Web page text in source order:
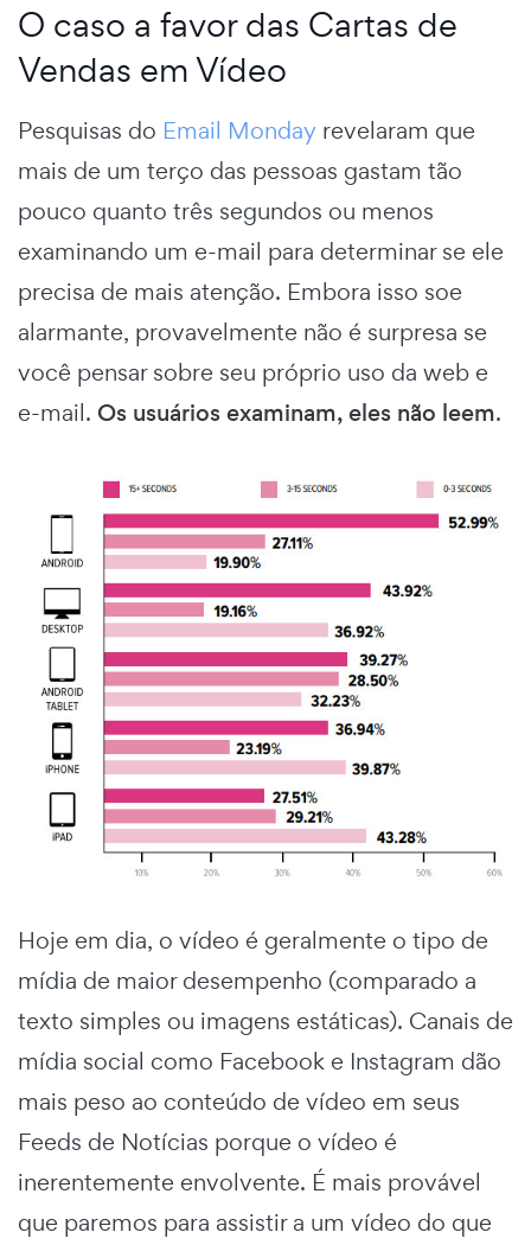
O caso a favor das Cartas de
Vendas em Vídeo
Pesquisas do Email Monday revelaram que
mais de um terço das pessoas gastam tão
pouco quanto três segundos ou menos
examinando um e-mail para determinar se ele
precisa de mais atenção. Embora isso soe
alarmante, provavelmente não é surpresa se
você pensar sobre seu próprio uso da web e
e-mail. Os usuários examinam, eles não leem.
Hoje em dia, o vídeo é geralmente o tipo de
mídia de maior desempenho (comparado a
texto simples ou imagens estáticas). Canais de
mídia social como Facebook e Instagram dão
mais peso ao conteúdo de vídeo em seus
Feeds de Notícias porque o vídeo é
inerentemente envolvente. É mais provável
que paremos para assistir a um vídeo do que